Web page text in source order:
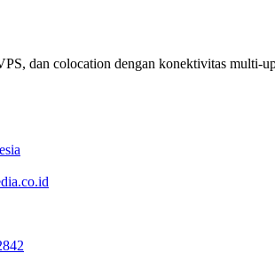
dan colocation dengan konektivitas multi-